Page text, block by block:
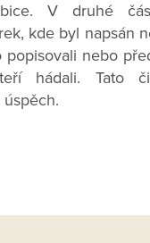
V druhé
kde byl napsán
popisovali nebo
hádali. Tato